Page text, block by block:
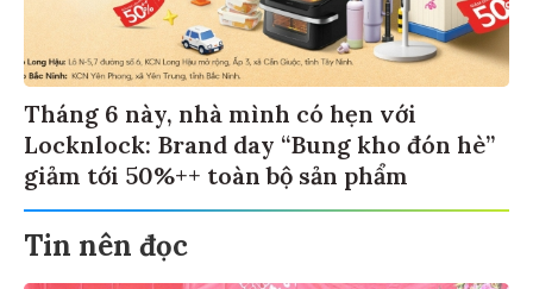
Tháng 6 này, nhà mình có hẹn với
Locknlock: Brand day “Bung kho đón hè”
giảm tới 50%++ toàn bộ sản phẩm
Tin nên đọc